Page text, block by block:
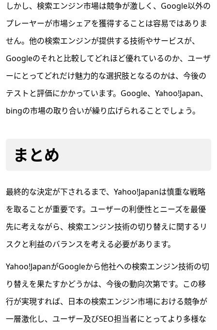
しかし、検索エンジン市場は競争が激しく、Google以外の
プレーヤーが市場シェアを獲得することは容易ではありま
せん。他の検索エンジンが提供する技術やサービスが、
Googleのそれと比較してどれほど優れているのか、ユーザ
ーにとってどれだけ魅力的な選択肢となるのかは、今後の
テストと評価にかかっています。Google、Yahoo!Japan、
bingの市場の取り合いが繰り広げられることでしょう。
まとめ
最終的な決定が下されるまで、Yahoo!Japanは慎重な戦略
を取ることが重要です。ユーザーの利便性とニーズを最優
先に考えながら、検索エンジン技術の切り替えに関するリ
スクと利益のバランスを考える必要があります。
Yahoo!JapanがGoogleから他社への検索エンジン技術の切
り替えを果たすかどうかは、今後の動向次第です。この移
行が実現すれば、日本の検索エンジン市場における競争が
一層激化し、ユーザー及びSEO担当者にとってより多様な